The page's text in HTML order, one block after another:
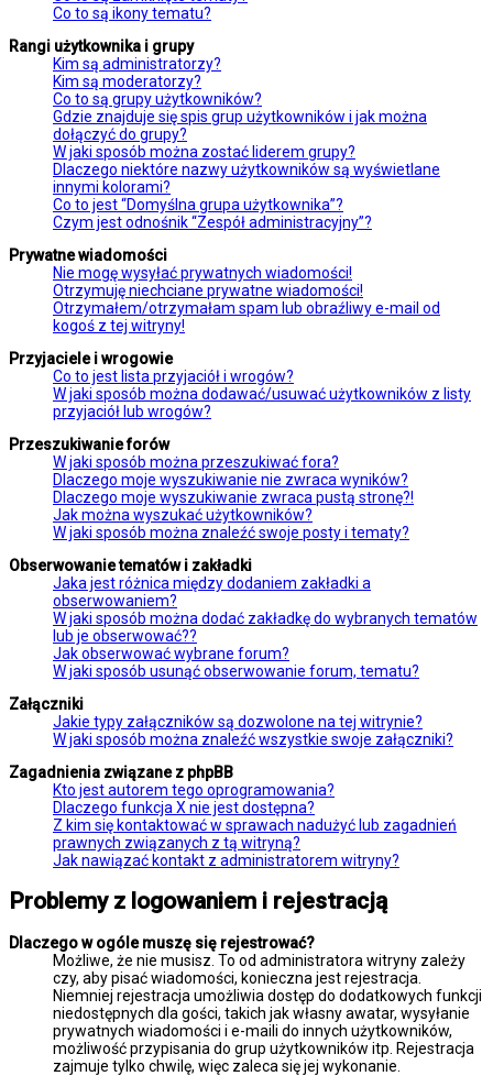
Co to są ikony tematu?
Rangi użytkownika i grupy
Kim są administratorzy?
Kim są moderatorzy?
Co to są grupy użytkowników?
Gdzie znajduje się spis grup użytkowników i jak można
dołączyć do grupy?
W jaki sposób można zostać liderem grupy?
Dlaczego niektóre nazwy użytkowników są wyświetlane
innymi kolorami?
Co to jest “Domyślna grupa użytkownika”?
Czym jest odnośnik “Zespół administracyjny”?
Prywatne wiadomości
Nie mogę wysyłać prywatnych wiadomości!
Otrzymuję niechciane prywatne wiadomości!
Otrzymałem/otrzymałam spam lub obraźliwy e-mail od
kogoś z tej witryny!
Przyjaciele i wrogowie
Co to jest lista przyjaciół i wrogów?
W jaki sposób można dodawać/usuwać użytkowników z listy
przyjaciół lub wrogów?
Przeszukiwanie forów
W jaki sposób można przeszukiwać fora?
Dlaczego moje wyszukiwanie nie zwraca wyników?
Dlaczego moje wyszukiwanie zwraca pustą stronę?!
Jak można wyszukać użytkowników?
W jaki sposób można znaleźć swoje posty i tematy?
Obserwowanie tematów i zakładki
Jaka jest różnica między dodaniem zakładki a
obserwowaniem?
W jaki sposób można dodać zakładkę do wybranych tematów
lub je obserwować??
Jak obserwować wybrane forum?
W jaki sposób usunąć obserwowanie forum, tematu?
Załączniki
Jakie typy załączników są dozwolone na tej witrynie?
W jaki sposób można znaleźć wszystkie swoje załączniki?
Zagadnienia związane z phpBB
Kto jest autorem tego oprogramowania?
Dlaczego funkcja X nie jest dostępna?
Z kim się kontaktować w sprawach nadużyć lub zagadnień
prawnych związanych z tą witryną?
Jak nawiązać kontakt z administratorem witryny?
Problemy z logowaniem i rejestracją
Dlaczego w ogóle muszę się rejestrować?
Możliwe, że nie musisz. To od administratora witryny zależy
czy, aby pisać wiadomości, konieczna jest rejestracja.
Niemniej rejestracja umożliwia dostęp do dodatkowych funkcji
niedostępnych dla gości, takich jak własny awatar, wysyłanie
prywatnych wiadomości i e-maili do innych użytkowników,
możliwość przypisania do grup użytkowników itp. Rejestracja
zajmuje tylko chwilę, więc zaleca się jej wykonanie.